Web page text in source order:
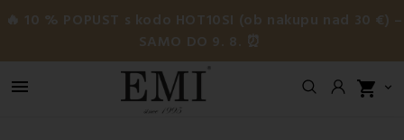
🔥 10 % POPUST s kodo HOT10SI (ob nakupu nad 30 €) –
SAMO DO 9. 8. ⏰
 shopping_cart 